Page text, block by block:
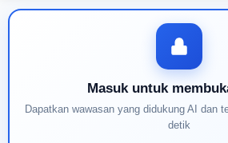
Masuk untuk
Dapatkan wawasan yang didukung AI dan
detik